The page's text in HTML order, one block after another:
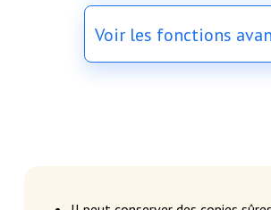
Voir les fonctions